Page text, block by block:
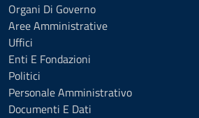
Organi Di Governo
Aree Amministrative
Uffici
Enti E Fondazioni
Politici
Personale Amministrativo
Documenti E Dati